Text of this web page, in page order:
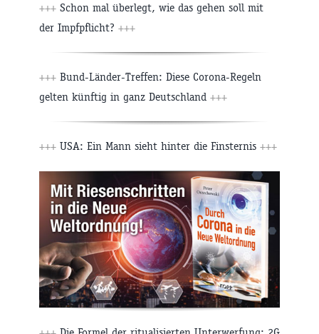
+++ Schon mal überlegt, wie das gehen soll mit
der Impfpflicht? +++
+++ Bund-Länder-Treffen: Diese Corona-Regeln
gelten künftig in ganz Deutschland +++
+++ USA: Ein Mann sieht hinter die Finsternis +++